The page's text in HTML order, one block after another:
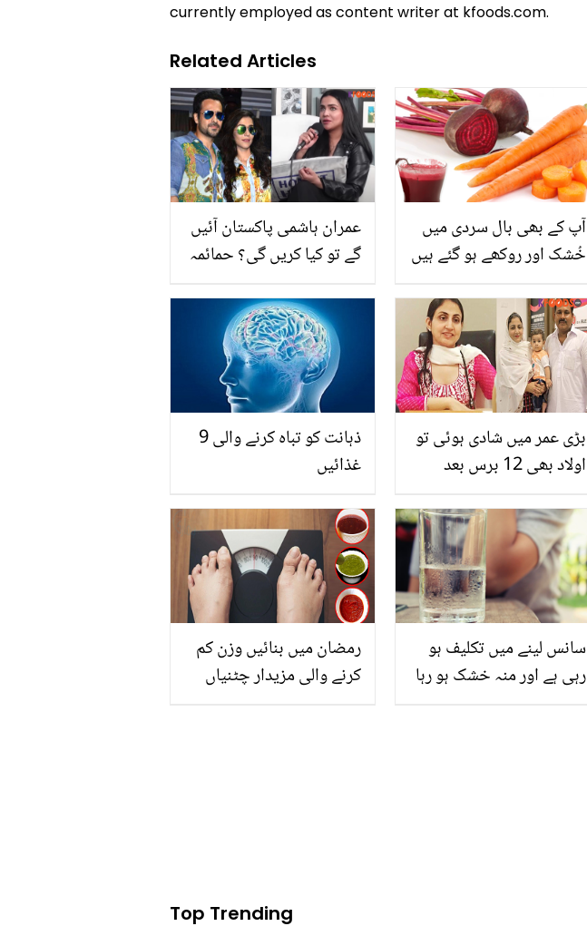
currently employed as content writer at kfoods.com.
Related Articles
عمران ہاشمی پاکستان آئیں
گے تو کیا کریں گی؟ حمائمہ
آپ کے بھی بال سردی میں
خُشک اور روکھے ہو گئے ہیں
چھلکوں کو نہ پھینکیں ۔۔۔
جانیں ان کے چھلکوں کو
استعمال کرنے کا ایسا طریقہ
جو آپ کو بھی حیران کر
دے
ذہانت کو تباہ کرنے والی 9
غذائیں
بڑی عمر میں شادی ہوئی تو
اولاد بھی 12 برس بعد
عمر کے بعد ماں کیسے بنیں؟
ڈاکٹر کے مفید مشورے
رمضان میں بنائیں وزن کم
کرنے والی مزیدار چٹنیاں
سانس لینے میں تکلیف ہو
رہی ہے اور منہ خشک ہو رہا
Top Trending